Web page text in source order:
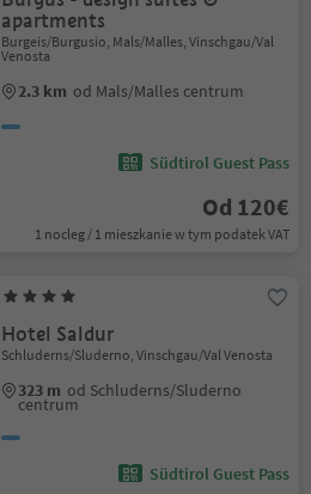
apartments
Burgeis/Burgusio, Mals/Malles, Vinschgau/Val
Venosta
2.3 km od Mals/Malles centrum
Südtirol Guest Pass
Od 120€
1 nocleg / 1 mieszkanie w tym podatek VAT
Hotel Saldur
Schluderns/Sluderno, Vinschgau/Val Venosta
323 m od Schluderns/Sluderno
centrum
Südtirol Guest Pass